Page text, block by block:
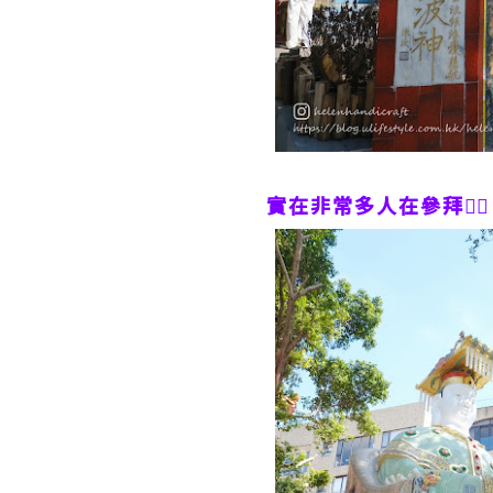
實在非常多人在參拜